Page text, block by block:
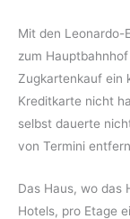
Mit den Leonardo-
zum
Zugkartenkauf ein
Kreditkarte nicht
selbst dauerte
von Termini
Das Haus, wo das
Hotels, pro Etage